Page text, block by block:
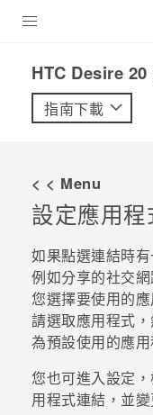
VIVE
配件
優惠專區
焦點訊息
校園專案
企業採購
銷售門市
VIVELAND
‎HTC Desire
指南下載
< < Menu
設定應用
如果點選連結時
例如分享的社交
您選擇要使用的
請選取應用程式
為預設使用的應用
您也可進入設定
用程式連結，並變